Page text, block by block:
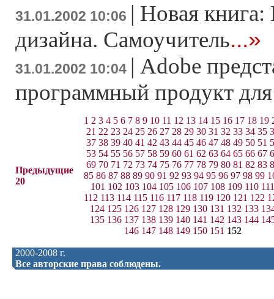
31.01.2002 10:06 | Новая книга:
дизайна. Самоучитель...»
31.01.2002 10:04 | Adobe
программный продукт для
Предыдущие
20
1 2 3 4 5 6 7 8 9 10 11 12 13 14 15 16 17 18 19
21 22 23 24 25 26 27 28 29 30 31 32 33 34 35
37 38 39 40 41 42 43 44 45 46 47 48 49 50 51
53 54 55 56 57 58 59 60 61 62 63 64 65 66 67
69 70 71 72 73 74 75 76 77 78 79 80 81 82 83
85 86 87 88 89 90 91 92 93 94 95 96 97 98 99
101 102 103 104 105 106 107 108 109 110 111
112 113 114 115 116 117 118 119 120 121 122
124 125 126 127 128 129 130 131 132 133
135 136 137 138 139 140 141 142 143 144
146 147 148 149 150 151 152
2000-2008 г.
Все авторские права соблюдены.